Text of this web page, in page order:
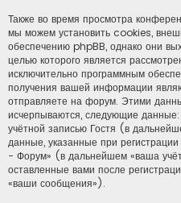
Также во время просмотра
мы можем установить cookies,
обеспечению phpBB, однако они
целью которого является
исключительно программным
получения вашей информации
отправляете на форум. Этими
исчерпываются, следующие
учётной записью Гостя (в
данные, указанные при
- Форум» (в дальнейшем «ваша
оставленные вами после
«ваши сообщения»).